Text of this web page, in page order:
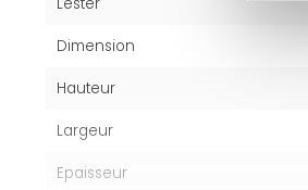
Dimension
Hauteur
Largeur
Epaisseur